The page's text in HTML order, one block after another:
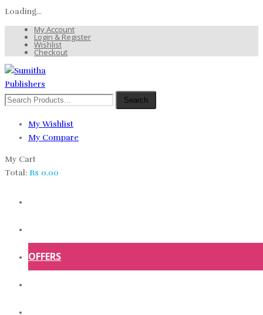
Loading...
My Account
Login & Register
Wishlist
Checkout
Search
My Wishlist
My Compare
My Cart
Total: Rs 0.00
OFFERS